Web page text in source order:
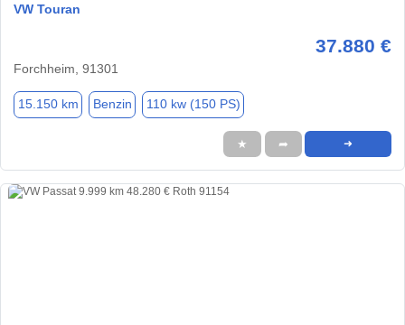
VW Touran
37.880 €
Forchheim, 91301
15.150 km Benzin 110 kw (150 PS)
★ ➦ ➜